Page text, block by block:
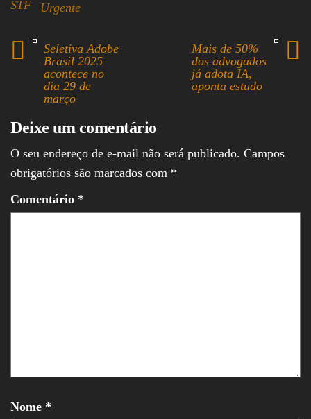
STF
Urgente
Seletiva Adobe
Brasil 2025
acontece no
dia 29 de
março
Mais de 50%
dos advogados
já adota IA,
aponta estudo
Deixe um comentário
O seu endereço de e-mail não será publicado. Campos
obrigatórios são marcados com *
Comentário *
Nome *